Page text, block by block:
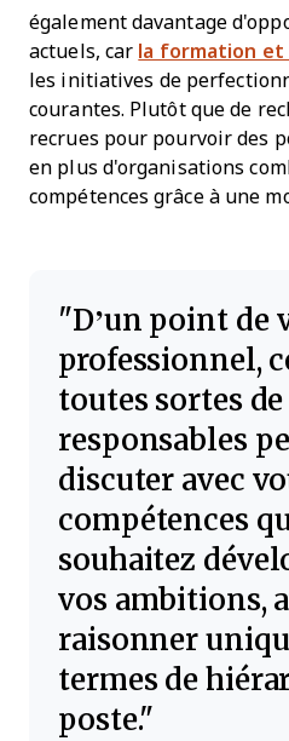
également davantage
actuels, car la formation
les initiatives de
courantes. Plutôt que de
recrues pour pourvoir des
en plus d'organisations
compétences grâce à une
D’un point de
professionnel,
toutes sortes
responsables
discuter avec
compétences
souhaitez
vos ambitions,
raisonner
termes de
poste.